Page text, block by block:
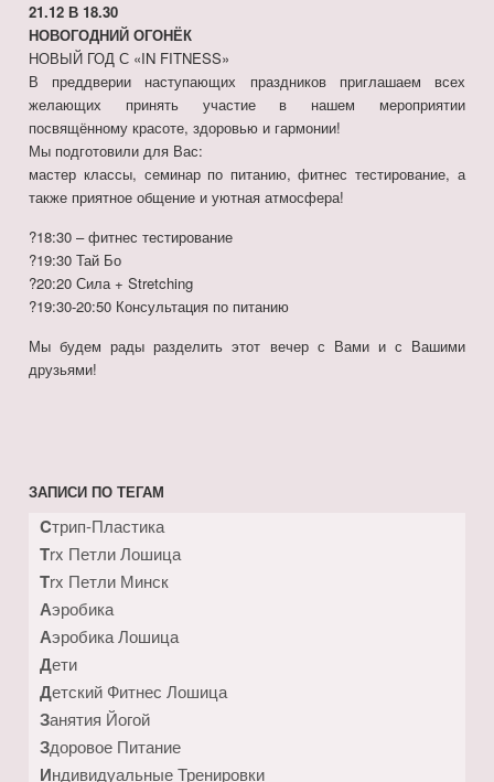
21.12 В 18.30
НОВОГОДНИЙ ОГОНЁК
НОВЫЙ ГОД С «IN FITNESS»
В преддверии наступающих праздников приглашаем всех
желающих принять участие в нашем мероприятии
посвящённому красоте, здоровью и гармонии!
Мы подготовили для Вас:
мастер классы, семинар по питанию, фитнес тестирование, а
также приятное общение и уютная атмосфера!
?18:30 – фитнес тестирование
?19:30 Тай Бо
?20:20 Сила + Stretching
?19:30-20:50 Консультация по питанию
Мы будем рады разделить этот вечер с Вами и с Вашими
друзьями!
ЗАПИСИ ПО ТЕГАМ
Cтрип-Пластика
Trx Петли Лошица
Trx Петли Минск
Аэробика
Аэробика Лошица
Дети
Детский Фитнес Лошица
Занятия Йогой
Здоровое Питание
Индивидуальные Тренировки